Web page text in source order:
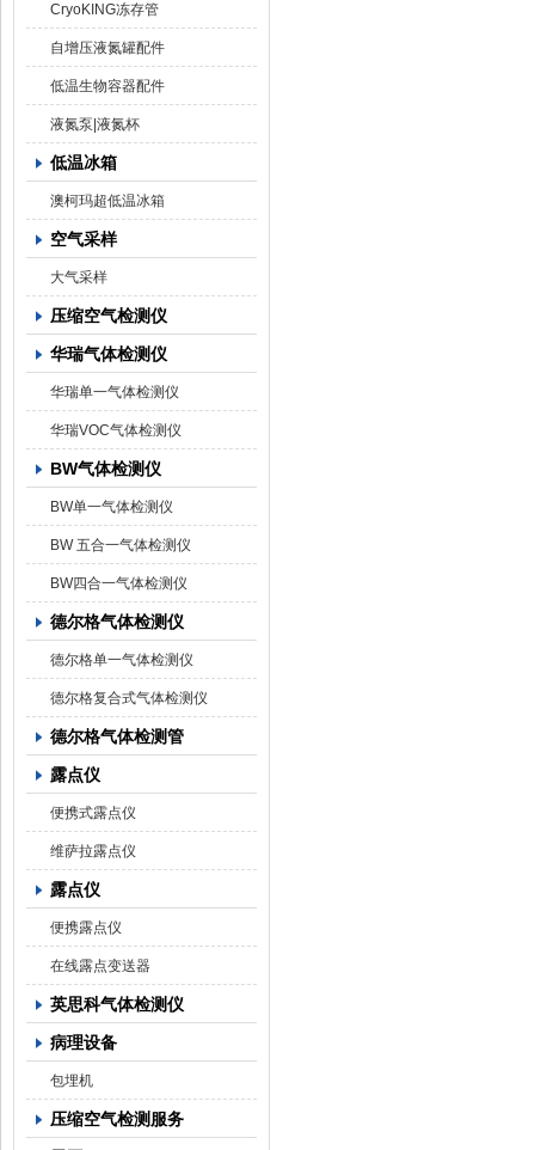
CryoKING冻存管
自增压液氮罐配件
低温生物容器配件
液氮泵|液氮杯
低温冰箱
澳柯玛超低温冰箱
空气采样
大气采样
压缩空气检测仪
华瑞气体检测仪
华瑞单一气体检测仪
华瑞VOC气体检测仪
BW气体检测仪
BW单一气体检测仪
BW 五合一气体检测仪
BW四合一气体检测仪
德尔格气体检测仪
德尔格单一气体检测仪
德尔格复合式气体检测仪
德尔格气体检测管
露点仪
便携式露点仪
维萨拉露点仪
露点仪
便携露点仪
在线露点变送器
英思科气体检测仪
病理设备
包埋机
压缩空气检测服务